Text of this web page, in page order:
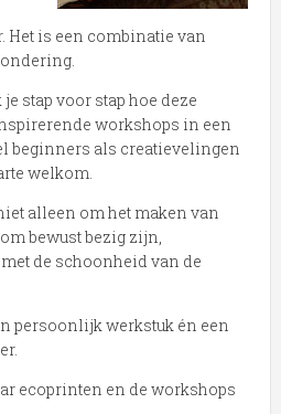
Het is een combinatie van
stap voor stap hoe deze
workshops in een
beginners als creatievelingen
welkom.
alleen om het maken van
bewust bezig zijn,
de schoonheid van de
persoonlijk werkstuk én een
ecoprinten en de workshops